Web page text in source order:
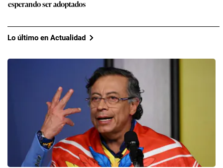
esperando ser adoptados
Lo último en Actualidad